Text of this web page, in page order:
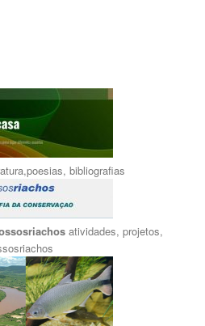
bibliografias
atividades, projetos,